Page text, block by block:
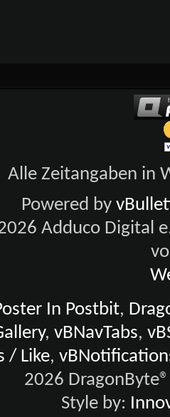
Alle Zeitangaben in
Powered by
Adduco Digital
In Postbit,
,vBNavTabs,
/ Like,
2026
Style by: